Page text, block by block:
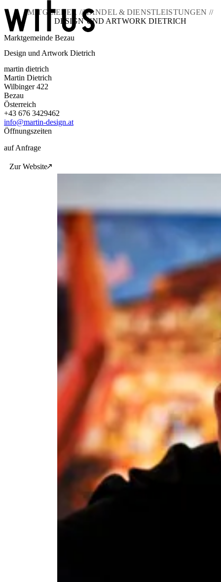
Blog
Über uns
Projekte
Mitglieder
Service
Kontakt
MITGLIEDER //HANDEL & DIENSTLEISTUNGEN //
DESIGN UND ARTWORK DIETRICH
Marktgemeinde Bezau
Design und Artwork Dietrich
martin dietrich
Martin Dietrich
Wilbinger 422
Bezau
Österreich
+43 676 3429462
info@martin-design.at
Öffnungszeiten
auf Anfrage
Zur Website